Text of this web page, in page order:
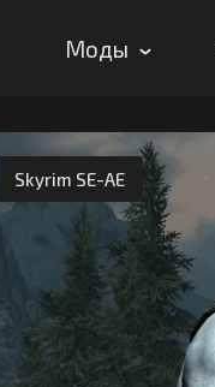
Моды
Skyrim SE-AE